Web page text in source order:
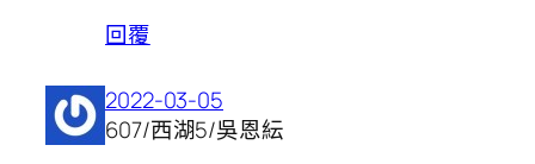
回覆
2022-03-05
607/西湖5/吳恩紜